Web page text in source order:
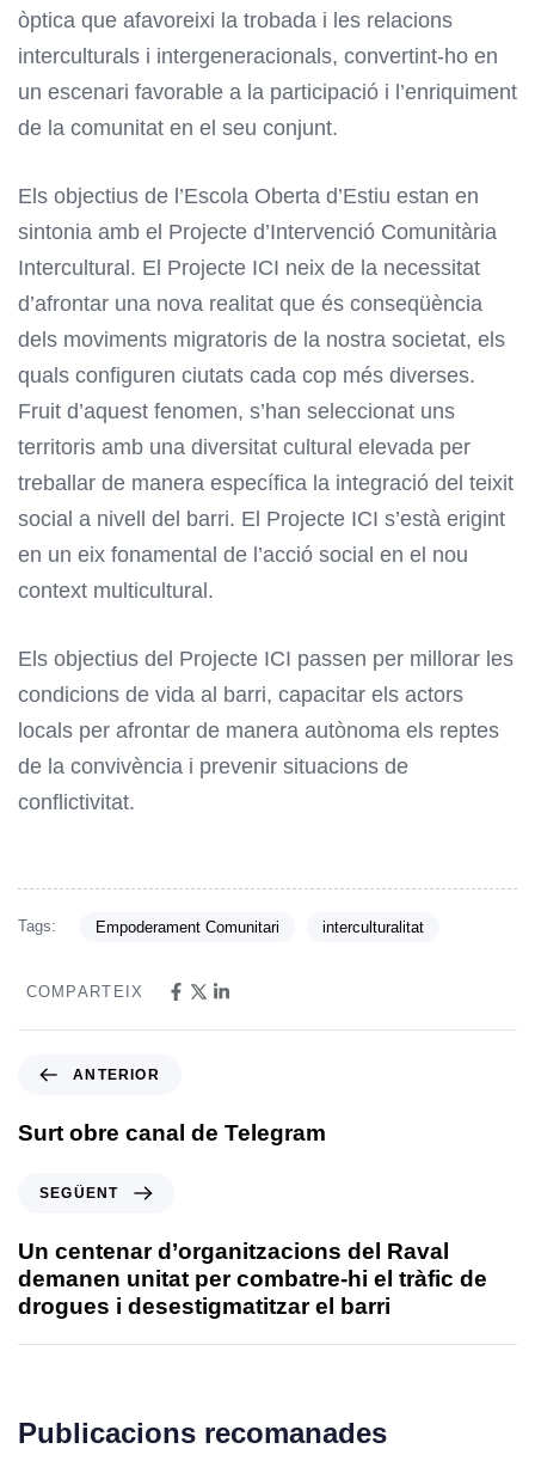
òptica que afavoreixi la trobada i les relacions
interculturals i intergeneracionals, convertint-ho en
un escenari favorable a la participació i l’enriquiment
de la comunitat en el seu conjunt.
Els objectius de l’Escola Oberta d’Estiu estan en
sintonia amb el Projecte d’Intervenció Comunitària
Intercultural. El Projecte ICI neix de la necessitat
d’afrontar una nova realitat que és conseqüència
dels moviments migratoris de la nostra societat, els
quals configuren ciutats cada cop més diverses.
Fruit d’aquest fenomen, s’han seleccionat uns
territoris amb una diversitat cultural elevada per
treballar de manera específica la integració del teixit
social a nivell del barri. El Projecte ICI s’està erigint
en un eix fonamental de l’acció social en el nou
context multicultural.
Els objectius del Projecte ICI passen per millorar les
condicions de vida al barri, capacitar els actors
locals per afrontar de manera autònoma els reptes
de la convivència i prevenir situacions de
conflictivitat.
Tags: Empoderament Comunitari interculturalitat
COMPARTEIX
ANTERIOR
Surt obre canal de Telegram
SEGÜENT
Un centenar d’organitzacions del Raval
demanen unitat per combatre-hi el tràfic de
drogues i desestigmatitzar el barri
Publicacions recomanades